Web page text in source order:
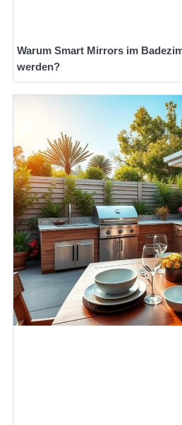
Warum Smart Mirrors im
werden?